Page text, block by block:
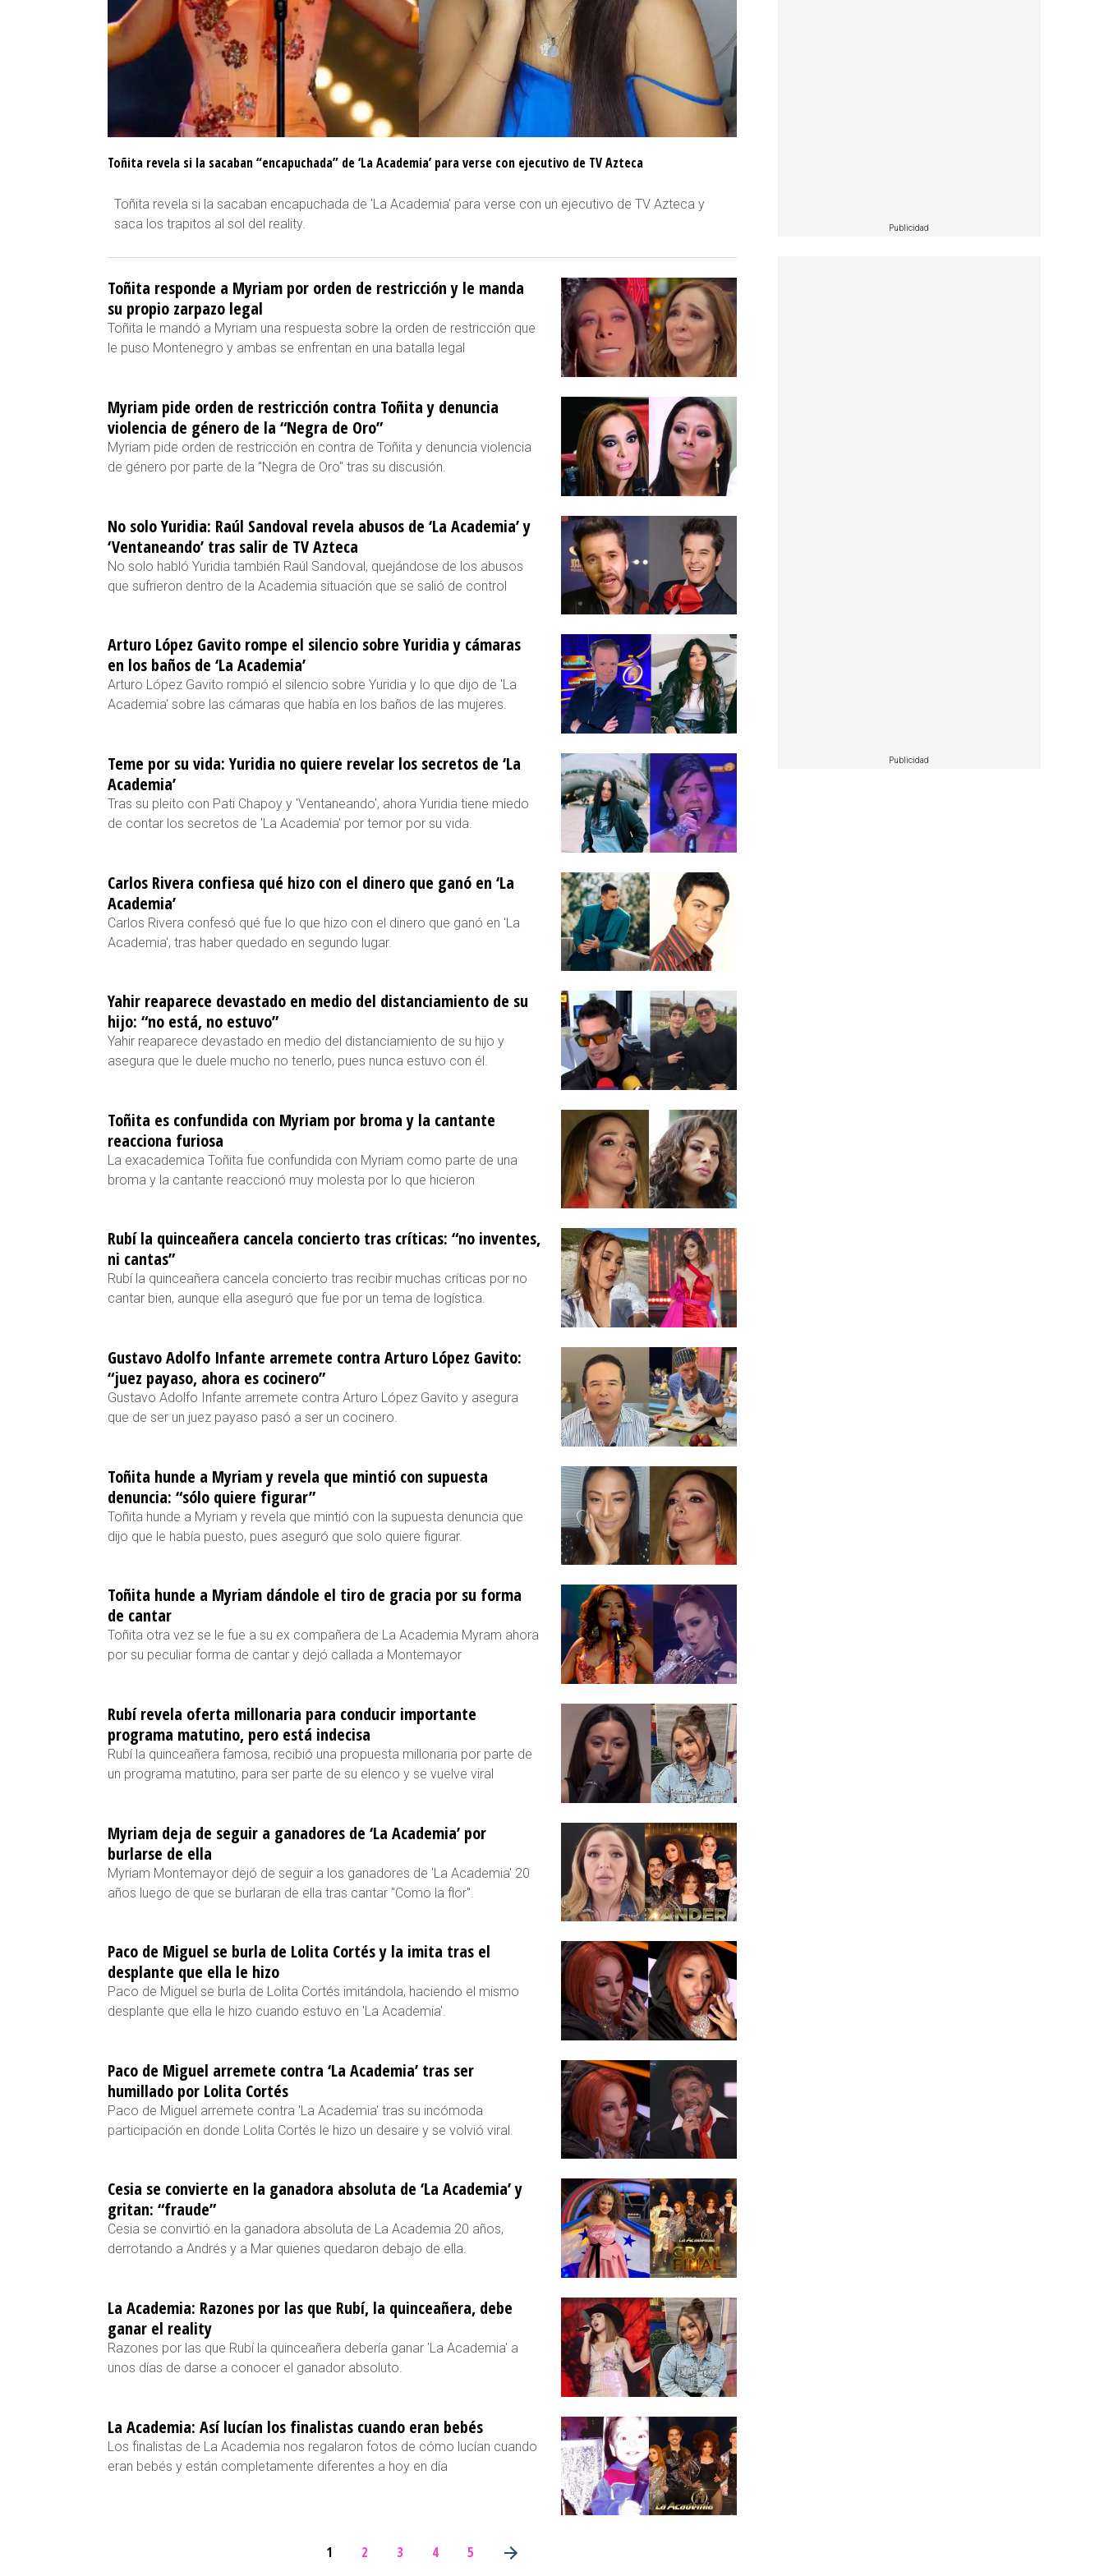
Toñita revela si la sacaban “encapuchada” de ‘La Academia’ para verse con ejecutivo de TV Azteca
Toñita revela si la sacaban encapuchada de 'La Academia' para verse con un ejecutivo de TV Azteca y
saca los trapitos al sol del reality.
Toñita responde a Myriam por orden de restricción y le manda
su propio zarpazo legal
Toñita le mandó a Myriam una respuesta sobre la orden de restricción que
le puso Montenegro y ambas se enfrentan en una batalla legal
Myriam pide orden de restricción contra Toñita y denuncia
violencia de género de la “Negra de Oro”
Myriam pide orden de restricción en contra de Toñita y denuncia violencia
de género por parte de la "Negra de Oro" tras su discusión.
No solo Yuridia: Raúl Sandoval revela abusos de ‘La Academia’ y
‘Ventaneando’ tras salir de TV Azteca
No solo habló Yuridia también Raúl Sandoval, quejándose de los abusos
que sufrieron dentro de la Academia situación que se salió de control
Arturo López Gavito rompe el silencio sobre Yuridia y cámaras
en los baños de ‘La Academia’
Arturo López Gavito rompió el silencio sobre Yuridia y lo que dijo de 'La
Academia' sobre las cámaras que había en los baños de las mujeres.
Teme por su vida: Yuridia no quiere revelar los secretos de ‘La
Academia’
Tras su pleito con Pati Chapoy y 'Ventaneando', ahora Yuridia tiene miedo
de contar los secretos de 'La Academia' por temor por su vida.
Carlos Rivera confiesa qué hizo con el dinero que ganó en ‘La
Academia’
Carlos Rivera confesó qué fue lo que hizo con el dinero que ganó en 'La
Academia', tras haber quedado en segundo lugar.
Yahir reaparece devastado en medio del distanciamiento de su
hijo: “no está, no estuvo”
Yahir reaparece devastado en medio del distanciamiento de su hijo y
asegura que le duele mucho no tenerlo, pues nunca estuvo con él.
Toñita es confundida con Myriam por broma y la cantante
reacciona furiosa
La exacademica Toñita fue confundida con Myriam como parte de una
broma y la cantante reaccionó muy molesta por lo que hicieron
Rubí la quinceañera cancela concierto tras críticas: “no inventes,
ni cantas”
Rubí la quinceañera cancela concierto tras recibir muchas críticas por no
cantar bien, aunque ella aseguró que fue por un tema de logística.
Gustavo Adolfo Infante arremete contra Arturo López Gavito:
“juez payaso, ahora es cocinero”
Gustavo Adolfo Infante arremete contra Arturo López Gavito y asegura
que de ser un juez payaso pasó a ser un cocinero.
Toñita hunde a Myriam y revela que mintió con supuesta
denuncia: “sólo quiere figurar”
Toñita hunde a Myriam y revela que mintió con la supuesta denuncia que
dijo que le había puesto, pues aseguró que solo quiere figurar.
Toñita hunde a Myriam dándole el tiro de gracia por su forma
de cantar
Toñita otra vez se le fue a su ex compañera de La Academia Myram ahora
por su peculiar forma de cantar y dejó callada a Montemayor
Rubí revela oferta millonaria para conducir importante
programa matutino, pero está indecisa
Rubí la quinceañera famosa, recibió una propuesta millonaria por parte de
un programa matutino, para ser parte de su elenco y se vuelve viral
Myriam deja de seguir a ganadores de ‘La Academia’ por
burlarse de ella
Myriam Montemayor dejó de seguir a los ganadores de 'La Academia' 20
años luego de que se burlaran de ella tras cantar "Como la flor".
Paco de Miguel se burla de Lolita Cortés y la imita tras el
desplante que ella le hizo
Paco de Miguel se burla de Lolita Cortés imitándola, haciendo el mismo
desplante que ella le hizo cuando estuvo en 'La Academia'.
Paco de Miguel arremete contra ‘La Academia’ tras ser
humillado por Lolita Cortés
Paco de Miguel arremete contra 'La Academia' tras su incómoda
participación en donde Lolita Cortés le hizo un desaire y se volvió viral.
Cesia se convierte en la ganadora absoluta de ‘La Academia’ y
gritan: “fraude”
Cesia se convirtió en la ganadora absoluta de La Academia 20 años,
derrotando a Andrés y a Mar quienes quedaron debajo de ella.
La Academia: Razones por las que Rubí, la quinceañera, debe
ganar el reality
Razones por las que Rubí la quinceañera debería ganar 'La Academia' a
unos días de darse a conocer el ganador absoluto.
La Academia: Así lucían los finalistas cuando eran bebés
Los finalistas de La Academia nos regalaron fotos de cómo lucían cuando
eran bebés y están completamente diferentes a hoy en día
1 2 3 4 5
Publicidad
Publicidad